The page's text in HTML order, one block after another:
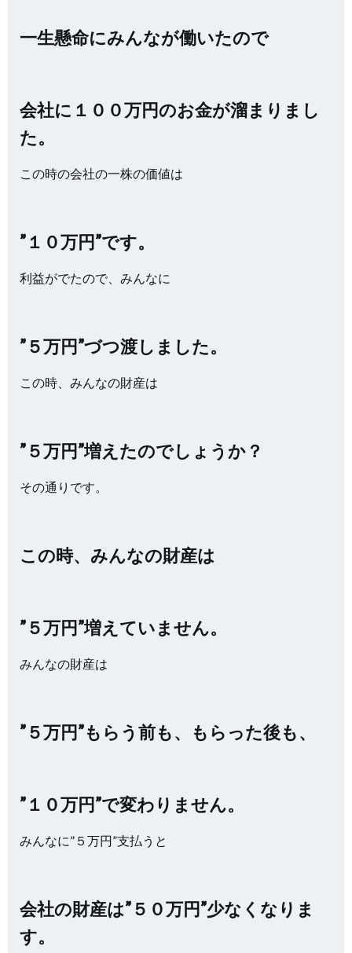
一生懸命にみんなが働いたので
会社に１００万円のお金が溜まりまし
た。
この時の会社の一株の価値は
”１０万円”です。
利益がでたので、みんなに
”５万円”づつ渡しました。
この時、みんなの財産は
”５万円”増えたのでしょうか？
その通りです。
この時、みんなの財産は
”５万円”増えていません。
みんなの財産は
”５万円”もらう前も、もらった後も、
”１０万円”で変わりません。
みんなに”５万円”支払うと
会社の財産は”５０万円”少なくなりま
す。